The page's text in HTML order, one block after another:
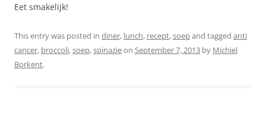
Eet smakelijk!
This entry was posted in diner, lunch, recept,soepand tagged anti
cancer, broccoli,soep,spinazieon September 7, 2013 by Michiel
Borkent.